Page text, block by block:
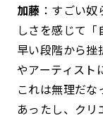
加藤 ：すごい
しさを感じて
早い段階から挫
やアーティスト
これは無理だな
あったし、クリ